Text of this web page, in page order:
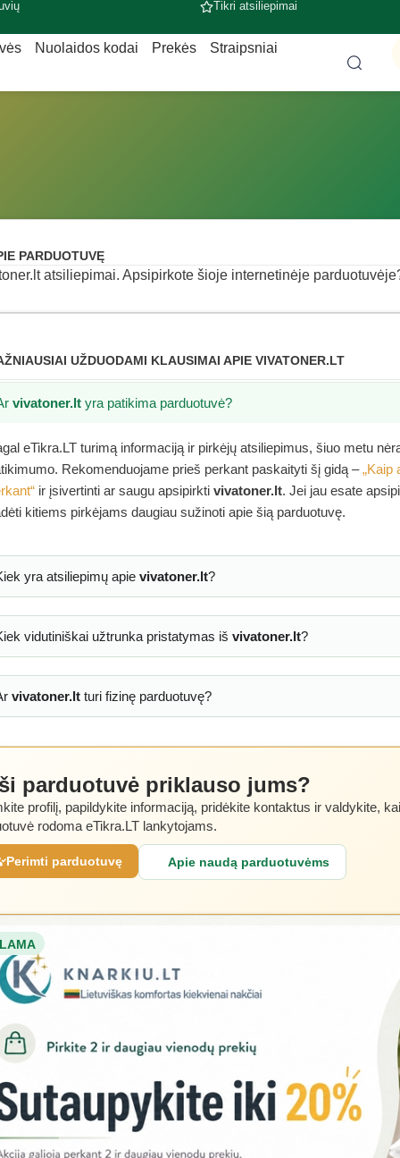
Tikri atsiliepimai
Nuolaidos kodai Prekės Straipsniai
PARDUOTUVĘ
atsiliepimai. Apsipirkote šioje internetinėje
UŽDUODAMI KLAUSIMAI APIE VIVATONER.LT
vivatoner.lt yra patikima parduotuvė?
eTikra.LT turimą informaciją ir pirkėjų atsiliepimus, šiuo metu
Rekomenduojame prieš perkant paskaityti šį gidą –„Kaip
ir įsivertinti ar saugu apsipirkti vivatoner.lt. Jei jau esate
kitiems pirkėjams daugiau sužinoti apie šią parduotuvę.
yra atsiliepimų apie vivatoner.lt?
vidutiniškai užtrunka pristatymas iš vivatoner.lt?
vivatoner.ltturi fizinę parduotuvę?
parduotuvė priklauso jums?
profilį, papildykite informaciją, pridėkite kontaktus ir valdykite,
rodoma eTikra.LT lankytojams.
Perimti parduotuvę Apie naudą parduotuvėms